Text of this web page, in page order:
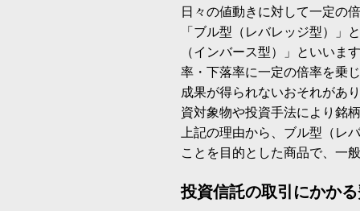
日々の値動きに対して一定の
「ブル型（レバレッジ型）」
（インバース型）」といいま
率・下落率に一定の倍率を乗
成果が得られないおそれがあ
資対象物や投資手法により銘
上記の理由から、ブル型（レ
ことを目的とした商品で、一
投資信託の取引にかか